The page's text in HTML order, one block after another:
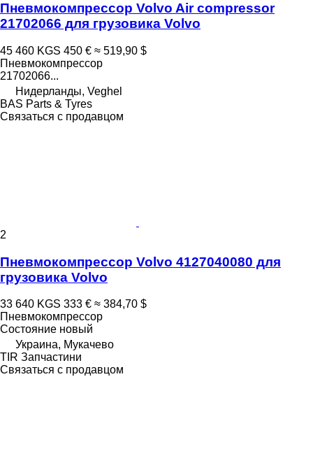
Пневмокомпрессор Volvo Air compressor
21702066 для грузовика Volvo
45 460 KGS 450 € ≈ 519,90 $
Пневмокомпрессор
21702066...
Нидерланды, Veghel
BAS Parts & Tyres
Связаться с продавцом
2
Пневмокомпрессор Volvo 4127040080 для
грузовика Volvo
33 640 KGS 333 € ≈ 384,70 $
Пневмокомпрессор
Состояние новый
Украина, Мукачево
TIR Запчастини
Связаться с продавцом